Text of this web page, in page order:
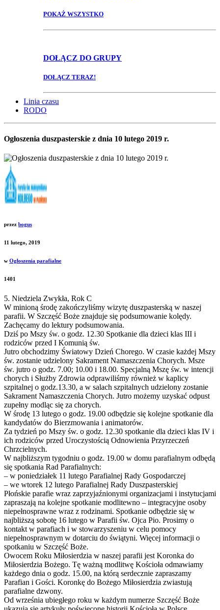
POKAŻ WSZYSTKO
DOŁĄCZ DO GRUPY
DOŁĄCZ TERAZ!
Linia czasu
RODO
Ogłoszenia duszpasterskie z dnia 10 lutego 2019 r.
przez bogus
11 lutego, 2019
w Ogłoszenia parafialne
1401
5. Niedziela Zwykła, Rok C
W minioną środę zakończyliśmy wizytę duszpasterską w naszej
parafii. W Szczęść Boże znajduje się podsumowanie kolędy.
Zachęcamy do lektury podsumowania.
Dziś po Mszy św. o godz. 12.30 Spotkanie dla dzieci klas III i
rodziców przed I Komunią św.
Jutro obchodzimy Światowy Dzień Chorego. W czasie każdej Mszy
św. zostanie udzielony Sakrament Namaszczenia Chorych. Msze
św. jutro o godz. 7.00; 10.00 i 18.00. Specjalną Mszę św. w intencji
chorych i Służby Zdrowia odprawiliśmy również w kaplicy
szpitalnej o godz.13.30, a w salach szpitalnych udzielony zostanie
Sakrament Namaszczenia Chorych. Jutro możemy uzyskać odpust
zupełny modląc się za chorych.
W środę 13 lutego o godz. 19.00 odbędzie się kolejne spotkanie dla
kandydatów do Bierzmowania i animatorów.
Za tydzień po Mszy św. o godz. 12.30 spotkanie dla dzieci klas IV i
ich rodziców przed Uroczystością Odnowienia Przyrzeczeń
Chrzcielnych.
W najbliższym tygodniu o godz. 19.00 w domu parafialnym odbędą
się spotkania Rad Parafialnych:
– w poniedziałek 11 lutego Parafialnej Rady Gospodarczej
– we wtorek 12 lutego Parafialnej Rady Duszpasterskiej
Płońskie parafie wraz zaprzyjaźnionymi organizacjami i instytucjami
zapraszają na kolejne spotkanie modlitewno – integracyjne osoby
niepełnosprawne wraz z rodzinami. Spotkanie odbędzie się w
najbliższą sobotę 16 lutego w Parafii św. Ojca Pio. Prosimy o
kontakt w parafiach i w stowarzyszeniu w celu pomocy
niepełnosprawnym w dotarciu do świątyni. Więcej informacji o
spotkaniu w Szczęść Boże.
Owocem Roku Miłosierdzia w naszej parafii jest Koronka do
Miłosierdzia Bożego. Tę ważną modlitwę Kościoła odmawiamy
każdego dnia o godz. 15.00, na którą serdecznie zapraszamy
Parafian i Gości. Koronkę do Bożego Miłosierdzia zwiastują
parafialne dzwony.
Od września ubiegłego roku w każdym numerze Szczęść Boże